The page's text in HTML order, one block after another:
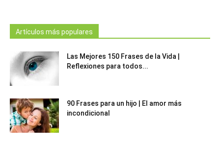
Artículos más populares
Las Mejores 150 Frases de la Vida |
Reflexiones para todos...
90 Frases para un hijo | El amor más
incondicional